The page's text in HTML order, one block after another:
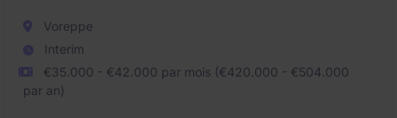
Voreppe
Interim
€35.000 - €42.000 par mois (€420.000 - €504.000
par an)